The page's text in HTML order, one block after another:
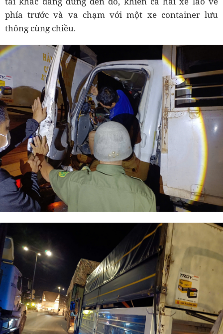
phía trước và va chạm với một xe container lưu
thông cùng chiều.